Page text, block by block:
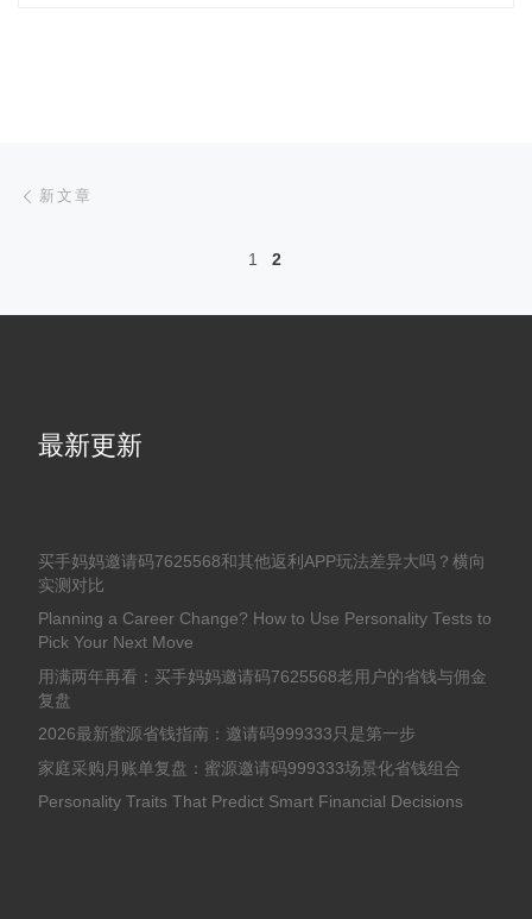
文章导航
新文章
1 2
最新更新
买手妈妈邀请码7625568和其他返利APP玩法差异大吗？横向
实测对比
Planning a Career Change? How to Use Personality Tests to
Pick Your Next Move
用满两年再看：买手妈妈邀请码7625568老用户的省钱与佣金
复盘
2026最新蜜源省钱指南：邀请码999333只是第一步
家庭采购月账单复盘：蜜源邀请码999333场景化省钱组合
Personality Traits That Predict Smart Financial Decisions